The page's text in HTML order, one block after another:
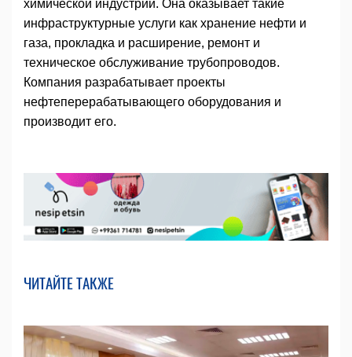
химической индустрии. Она оказывает такие
инфраструктурные услуги как хранение нефти и
газа, прокладка и расширение, ремонт и
техническое обслуживание трубопроводов.
Компания разрабатывает проекты
нефтеперерабатывающего оборудования и
производит его.
ЧИТАЙТЕ ТАКЖЕ